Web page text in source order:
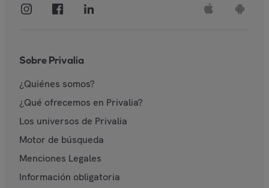
Sobre Privalia
¿Quiénes somos?
¿Qué ofrecemos en Privalia?
Los universos de Privalia
Motor de búsqueda
Menciones Legales
Información obligatoria